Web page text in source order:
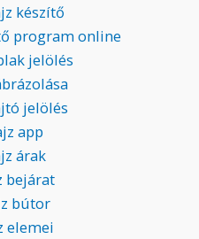
készítő
program online
jelölés
jelölés
app
árak
bejárat
bútor
elemei